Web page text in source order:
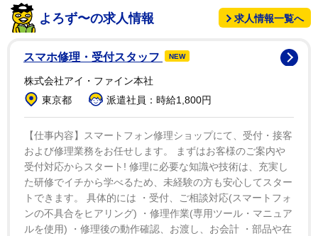
結婚したらグラビアをやめると公言している。「結婚
の話は……ないです。今、オリンピックの決勝が終わっ
かしたら最後の写真集になるかも」としたが「６年前も
結婚したらやめると言っていた。野球界の山本昌さんみ
たいな感じ」と、５０歳まで現役を続けた元中日・山本
昌氏を引き合いに。グラビア引退はまだまだ先のよう
だ。
同世代の熊田曜子（４１）が、グラビアを続ける姿に
刺激を受ける。「励みになっている。曜ちゃんが頑張っ
よろず〜の求人情報 求人情報一覧へ
スマホ修理・受付スタッフ NEW
株式会社アイ・ファイン本社
東京都
派遣社員：時給1,800円
【仕事内容】スマートフォン修理ショップにて、受付・接客
および修理業務をお任せします。 まずはお客様のご案内や
受付対応からスタート! 修理に必要な知識や技術は、充実し
た研修でイチから学べるため、未経験の方も安心してスター
トできます。 具体的には ・受付、ご相談対応(スマートフォ
ンの不具合をヒアリング) ・修理作業(専用ツール・マニュア
ルを使用) ・修理後の動作確認、お渡し、お会計 ・部品や在